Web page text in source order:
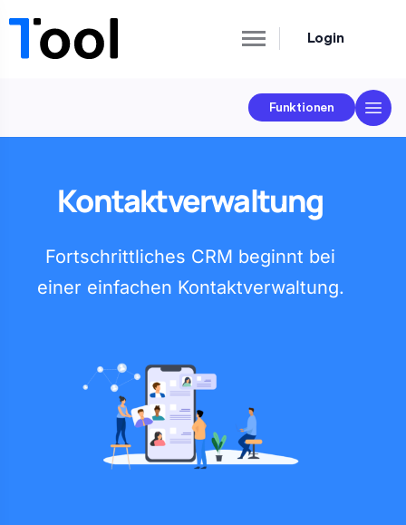
Login
Funktionen
Kontaktverwaltung
Fortschrittliches CRM beginnt bei
einer einfachen Kontaktverwaltung.